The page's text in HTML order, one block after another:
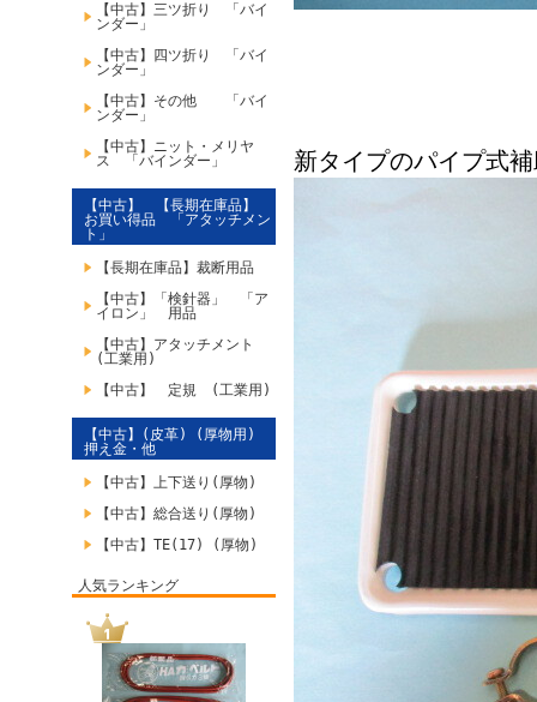
【中古】三ツ折り 「バイ
ンダー」
【中古】四ツ折り 「バイ
ンダー」
【中古】その他 「バイ
ンダー」
【中古】ニット・メリヤ
ス 「バインダー」
【中古】 【長期在庫品】
お買い得品 「アタッチメン
ト」
【長期在庫品】裁断用品
【中古】「検針器」 「ア
イロン」 用品
【中古】アタッチメント
(工業用)
【中古】 定規 (工業用)
【中古】(皮革) (厚物用)
押え金・他
【中古】上下送り(厚物)
【中古】総合送り(厚物)
【中古】TE(17) (厚物)
人気ランキング
新タイプのパイプ式